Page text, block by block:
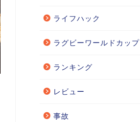
ライフハック
ラグビーワールドカップ
ランキング
レビュー
事故